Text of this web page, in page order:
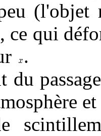
ce qui
.
du